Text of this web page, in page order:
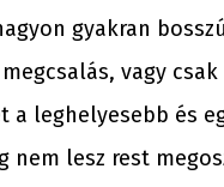
gyakran
vagy
a leghelyesebb és
nem lesz rest